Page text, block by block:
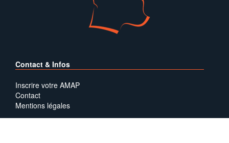
Contact & Infos
Inscrire votre AMAP
Contact
Mentions légales